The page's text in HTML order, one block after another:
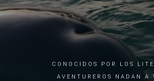
Conocidos por los
aventureros nadan a